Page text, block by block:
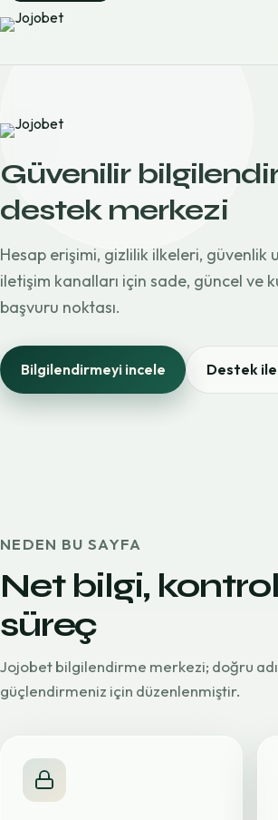
Güvenilir
destek merkezi
Hesap erişimi, gizlilik ilkeleri, güvenlik
iletişim kanalları için sade, güncel ve
başvuru noktası.
Bilgilendirmeyi incele Destek
NEDEN BU SAYFA
Net bilgi,
süreç
Jojobet bilgilendirme merkezi; doğru
güçlendirmeniz için düzenlenmiştir.